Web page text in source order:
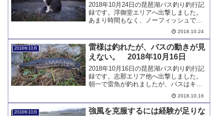
2018年10月24日の琵琶湖バス釣り釣行記
録です。浮御堂エリアへ出撃しました。
あまり時間もなく、ノーフィッシュでし
た。バスには遊んでもらえませんでした
2018.10.24
2018年10月
雷様は釣れたが、バスの動きが見
えない。 2018年10月16日
2018年10月16日の琵琶湖バス釣り釣行記
録です。志那エリア他へ出撃しました。
朝一で雷魚が釣れましたが、バスはキャ
ッチできませんでした。バスの動きが読
2018.10.16
2018年10月
強風を克服するには経験が足りな